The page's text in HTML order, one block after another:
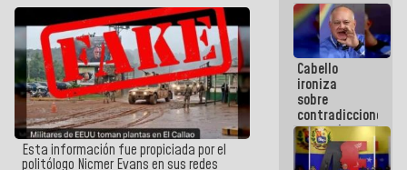
Esta información fue propiciada por el
politólogo Nicmer Evans en sus redes
vayas a
escribir
hazlo hoy
por que no
sabemos si
la semana
que viene
hay
programa
Cabello
ironiza
sobre
contradicciones
y mentiras
de María
Machado: